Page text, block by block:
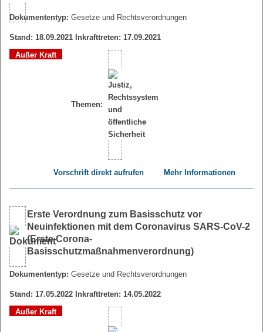
Dokumententyp: Gesetze und Rechtsverordnungen
Stand: 18.09.2021 Inkrafttreten: 17.09.2021
Außer Kraft
Themen:
Vorschrift direkt aufrufen Mehr Informationen
Erste Verordnung zum Basisschutz vor
Neuinfektionen mit dem Coronavirus SARS-CoV-2
(Erste Corona-
Basisschutzmaßnahmenverordnung)
Dokumententyp: Gesetze und Rechtsverordnungen
Stand: 17.05.2022 Inkrafttreten: 14.05.2022
Außer Kraft